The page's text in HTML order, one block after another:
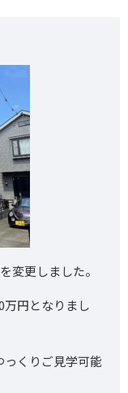
変更しました。
円となりまし
くりご見学可能